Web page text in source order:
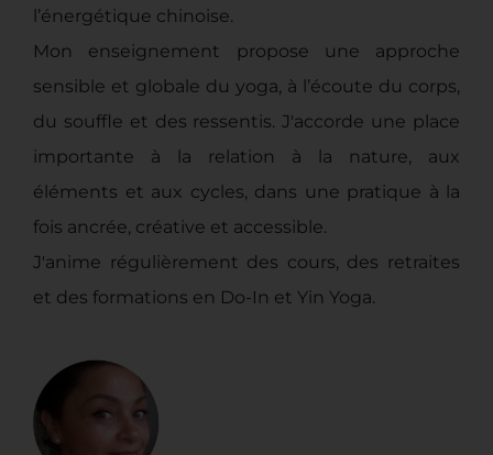
l’énergétique chinoise.
Mon enseignement propose une approche
sensible et globale du yoga, à l’écoute du corps,
du souffle et des ressentis. J'accorde une place
importante à la relation à la nature, aux
éléments et aux cycles, dans une pratique à la
fois ancrée, créative et accessible.
J'anime régulièrement des cours, des retraites
et des formations en Do-In et Yin Yoga.